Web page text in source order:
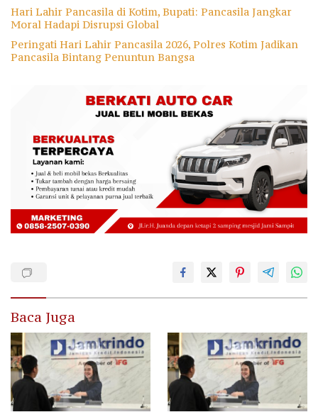
Hari Lahir Pancasila di Kotim, Bupati: Pancasila Jangkar
Moral Hadapi Disrupsi Global
Peringati Hari Lahir Pancasila 2026, Polres Kotim Jadikan
Pancasila Bintang Penuntun Bangsa
Baca Juga